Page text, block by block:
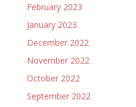
February 2023
January 2023
December 2022
November 2022
October 2022
September 2022